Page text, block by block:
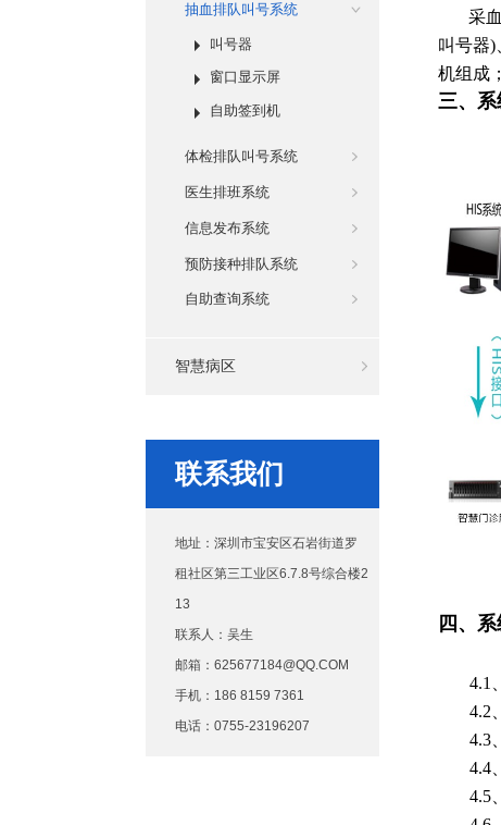
采血
叫号器)
机组成
三、系
四、
4.1
4.2
4.3
4.4
4.5
抽血排队叫号系统
叫号器
窗口显示屏
自助签到机
体检排队叫号系统
医生排班系统
信息发布系统
预防接种排队系统
自助查询系统
智慧病区
联系我们
地址：深圳市宝安区石岩街道罗
租社区第三工业区6.7.8号综合楼2
13
联系人：吴生
邮箱：625677184@QQ.COM
手机：186 8159 7361
电话：0755-23196207